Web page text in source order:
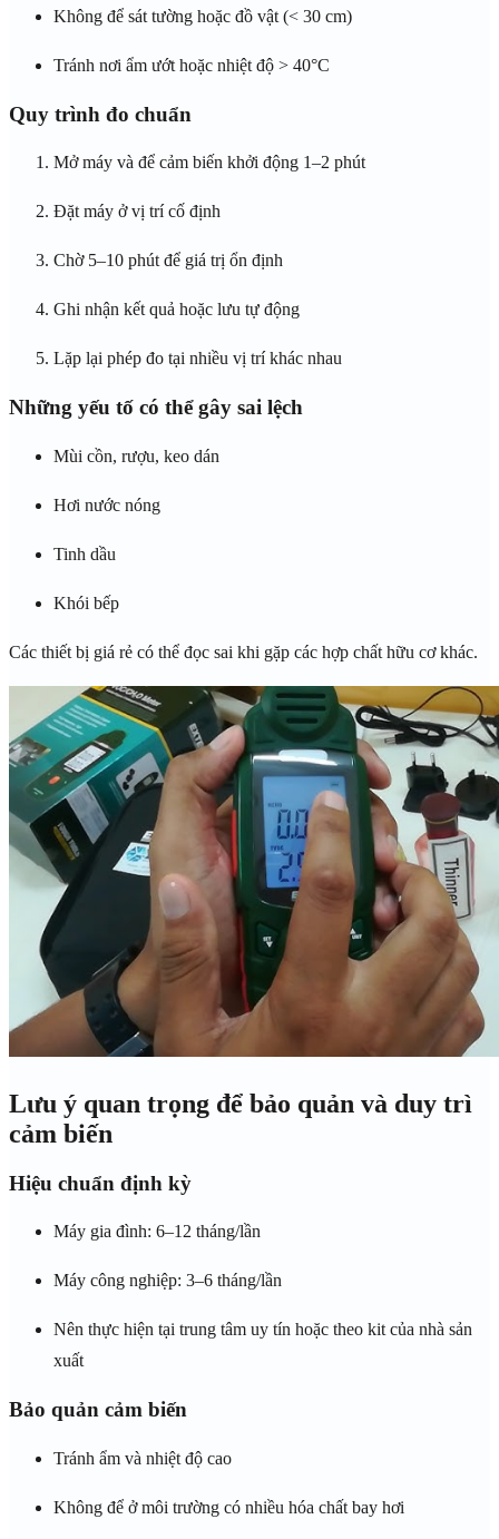
Không để sát tường hoặc đồ vật (< 30 cm)
Tránh nơi ẩm ướt hoặc nhiệt độ > 40°C
Quy trình đo chuẩn
Mở máy và để cảm biến khởi động 1–2 phút
Đặt máy ở vị trí cố định
Chờ 5–10 phút để giá trị ổn định
Ghi nhận kết quả hoặc lưu tự động
Lặp lại phép đo tại nhiều vị trí khác nhau
Những yếu tố có thể gây sai lệch
Mùi cồn, rượu, keo dán
Hơi nước nóng
Tinh dầu
Khói bếp
Các thiết bị giá rẻ có thể đọc sai khi gặp các hợp chất hữu cơ khác.
Lưu ý quan trọng để bảo quản và duy trì
cảm biến
Hiệu chuẩn định kỳ
Máy gia đình: 6–12 tháng/lần
Máy công nghiệp: 3–6 tháng/lần
Nên thực hiện tại trung tâm uy tín hoặc theo kit của nhà sản
xuất
Bảo quản cảm biến
Tránh ẩm và nhiệt độ cao
Không để ở môi trường có nhiều hóa chất bay hơi